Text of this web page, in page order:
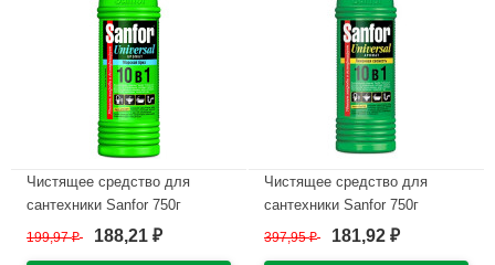
Чистящее средство для
сантехники Sanfor 750г
Universal, морской бриз
199,97₽ 188,21 ₽
Чистящее средство для
сантехники Sanfor 750г
Universal, лимонная свежесть
397,95₽ 181,92 ₽